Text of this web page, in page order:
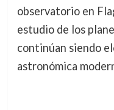
observatorio en
estudio de los
continúan siendo
astronómica